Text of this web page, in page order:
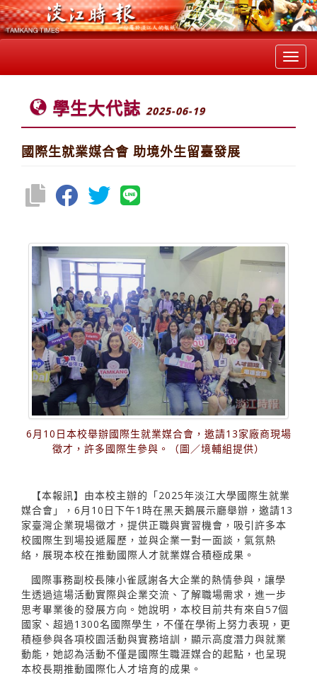
學生大代誌 2025-06-19
國際生就業媒合會 助境外生留臺發展
6月10日本校舉辦國際生就業媒合會，邀請13家廠商現場
徵才，許多國際生參與。（圖／境輔組提供）
【本報訊】由本校主辦的「2025年淡江大學國際生就業
媒合會」，6月10日下午1時在黑天鵝展示廳舉辦，邀請13
家臺灣企業現場徵才，提供正職與實習機會，吸引許多本
校國際生到場投遞履歷，並與企業一對一面談，氣氛熱
絡，展現本校在推動國際人才就業媒合積極成果。
國際事務副校長陳小雀感謝各大企業的熱情參與，讓學
生透過這場活動實際與企業交流、了解職場需求，進一步
思考畢業後的發展方向。她說明，本校目前共有來自57個
國家、超過1300名國際學生，不僅在學術上努力表現，更
積極參與各項校園活動與實務培訓，顯示高度潛力與就業
動能，她認為活動不僅是國際生職涯媒合的起點，也呈現
本校長期推動國際化人才培育的成果。